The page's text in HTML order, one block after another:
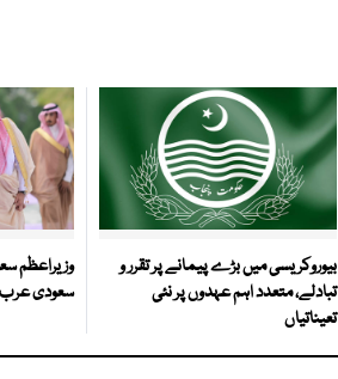
بیوروکریسی میں بڑے پیمانے پر تقرر و
تبادلے، متعدد اہم عہدوں پر نئی
تعیناتیاں
وزیراعظم
سعودی عرب